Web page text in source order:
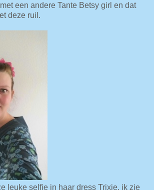
een andere Tante Betsy girl en dat
deze ruil.
leuke selfie in haar dress Trixie, ik zie